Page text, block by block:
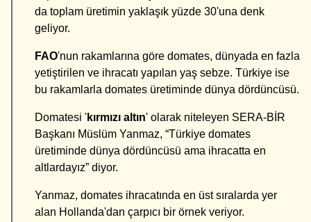
da toplam üretimin yaklaşık yüzde 30'una denk
geliyor.
FAO'nun rakamlarına göre domates, dünyada en fazla
yetiştirilen ve ihracatı yapılan yaş sebze. Türkiye ise
bu rakamlarla domates üretiminde dünya dördüncüsü.
Domatesi 'kırmızı altın' olarak niteleyen SERA-BİR
Başkanı Müslüm Yanmaz, “Türkiye domates
üretiminde dünya dördüncüsü ama ihracatta en
altlardayız” diyor.
Yanmaz, domates ihracatında en üst sıralarda yer
alan Hollanda'dan çarpıcı bir örnek veriyor.